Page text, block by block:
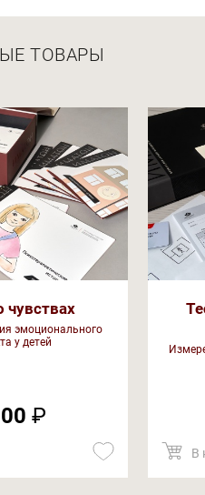
ТОВАРЫ
чувствах
эмоционального
у детей
₽
В